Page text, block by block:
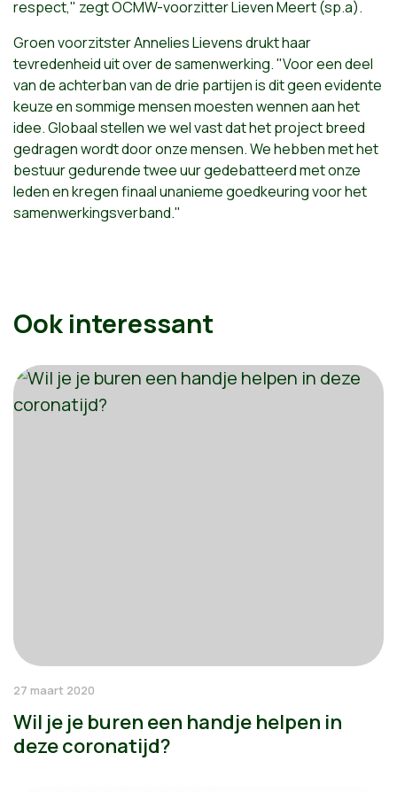
respect," zegt OCMW-voorzitter Lieven Meert (sp.a).
Groen voorzitster Annelies Lievens drukt haar
tevredenheid uit over de samenwerking. "Voor een deel
van de achterban van de drie partijen is dit geen evidente
keuze en sommige mensen moesten wennen aan het
idee. Globaal stellen we wel vast dat het project breed
gedragen wordt door onze mensen. We hebben met het
bestuur gedurende twee uur gedebatteerd met onze
leden en kregen finaal unanieme goedkeuring voor het
samenwerkingsverband."
Ook interessant
27 maart 2020
Wil je je buren een handje helpen in
deze coronatijd?